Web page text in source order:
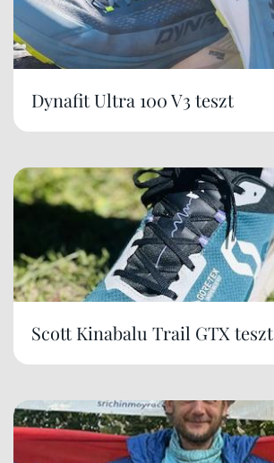
Dynafit Ultra 100 V3 teszt
Scott Kinabalu Trail GTX teszt